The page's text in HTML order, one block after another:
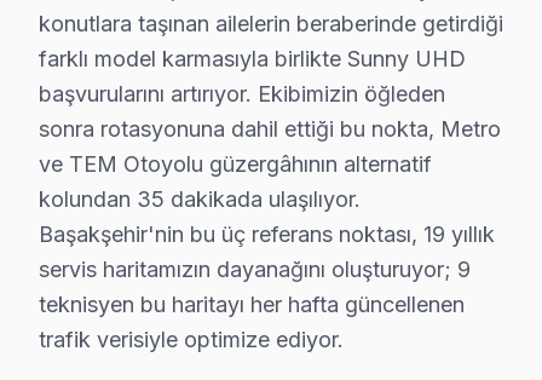
Sabah aradığınızda — öğle saatinde çözmüş oluruz.
Pratikte şunu görüyoruz: Hızlı olmak ile kalitesiz
Şunu da söyleyelim: Başakşehir'da aynı gün müdahale
Neden Başakşehir'de Sunny teknik desteği
Başakşehir Sunny TV Ekran Anakart Profesyonel Servis ve
Başakşehir'da Sunny televizyon'niz bozulduğunda
• Başakşehir'de 25+ sertifikalı teknisyen Sunny
• Başakşehir'de sadece orijinal parça kullanıyoruz.
konutlara taşınan ailelerin beraberinde getirdiği
farklı model karmasıyla birlikte Sunny UHD
başvurularını artırıyor. Ekibimizin öğleden
sonra rotasyonuna dahil ettiği bu nokta, Metro
ve TEM Otoyolu güzergâhının alternatif
kolundan 35 dakikada ulaşılıyor.
Başakşehir'nin bu üç referans noktası, 19 yıllık
servis haritamızın dayanağını oluşturuyor; 9
teknisyen bu haritayı her hafta güncellenen
trafik verisiyle optimize ediyor.